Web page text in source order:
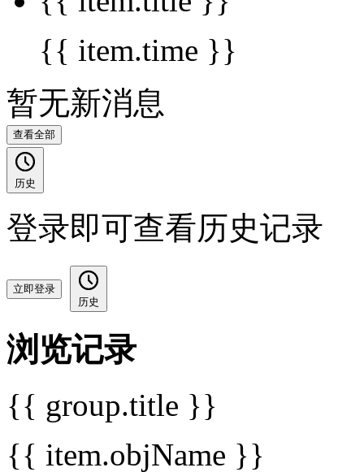
{{ item.time }}
暂无新消息
查看全部
历史
登录即可查看历史记录
立即登录
历史
浏览记录
{{ group.title }}
{{ item.objName }}